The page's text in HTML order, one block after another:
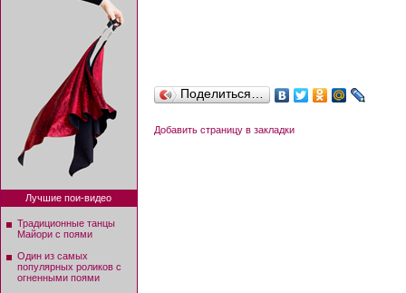
Поделиться…
Добавить страницу в закладки
Лучшие пои-видео
Традиционные танцы
Майори с поями
Один из самых
популярных роликов с
огненными поями